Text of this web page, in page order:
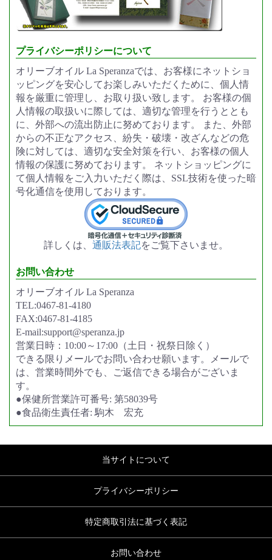
プライバシーポリシーについて
オリーブオイル La Speranzaでは、お客様にネットショ
ッピングを安心してお楽しみいただくために、個人情
報を厳重に管理し、お取り扱い致します。 お客様の個
人情報の取扱いに際しては、適切な管理を行うととも
に、外部への流出防止に努めております。 また、外部
からの不正なアクセス、紛失・破壊・改ざんなどの危
険に対しては、適切な安全対策を行い、お客様の個人
情報の保護に努めております。 ネットショッピングに
て個人情報をご入力いただく際は、SSL技術を使った暗
号化通信を使用しております。
詳しくは、 通販法表記をご覧下さいませ。
お問い合わせ
オリーブオイル La Speranza
TEL:0467-81-4180
FAX:0467-81-4185
E-mail:support@speranza.jp
営業日時：10:00～17:00（土日・祝祭日除く）
できる限りメールでお問い合わせ願います。メールで
は、営業時間外でも、ご返信できる場合がございま
す。
●保健所営業許可番号: 第58039号
●食品衛生責任者: 駒木 宏充
当サイトについて
プライバシーポリシー
特定商取引法に基づく表記
お問い合わせ